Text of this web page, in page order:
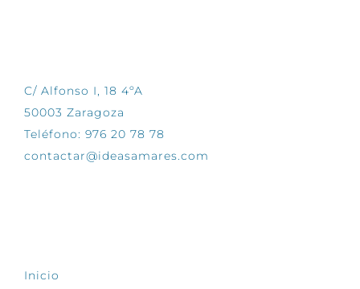
C/ Alfonso I, 18 4ºA
50003 Zaragoza
Teléfono: 976 20 78 78
contactar@ideasamares.com
Inicio